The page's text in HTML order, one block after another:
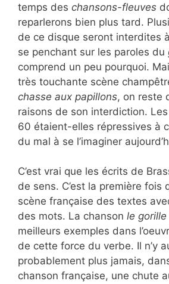
temps des chansons-fleuves
reparlerons bien plus tard.
de ce disque seront interdites
se penchant sur les paroles du
comprend un peu pourquoi.
très touchante scène
chasse aux papillons, on reste
raisons de son interdiction.
60 étaient-elles répressives à
du mal à se l’imaginer
C’est vrai que les écrits de
de sens. C’est la première fois
scène française des textes
des mots. La chanson le gorille
meilleurs exemples dans
de cette force du verbe. Il n’y
probablement plus jamais,
chanson française, une chute